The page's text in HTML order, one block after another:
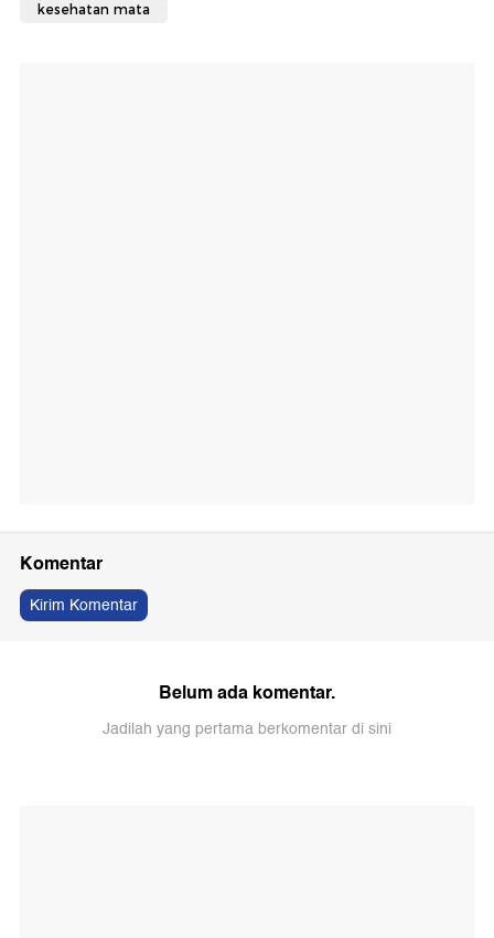
kesehatan mata
Komentar
Kirim Komentar
Belum ada komentar.
Jadilah yang pertama berkomentar di sini